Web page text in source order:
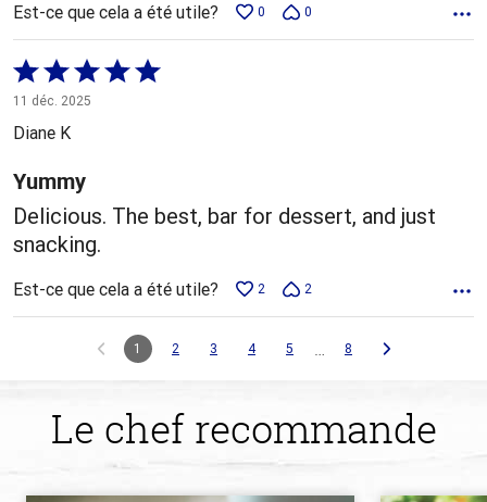
Est-ce que cela a été utile? 0 0
Coté
5 sur
5
11 déc. 2025
Diane K
Yummy
Delicious. The best, bar for dessert, and just
snacking.
Est-ce que cela a été utile? 2 2
1 2 3 4 5 … 8
Le chef recommande